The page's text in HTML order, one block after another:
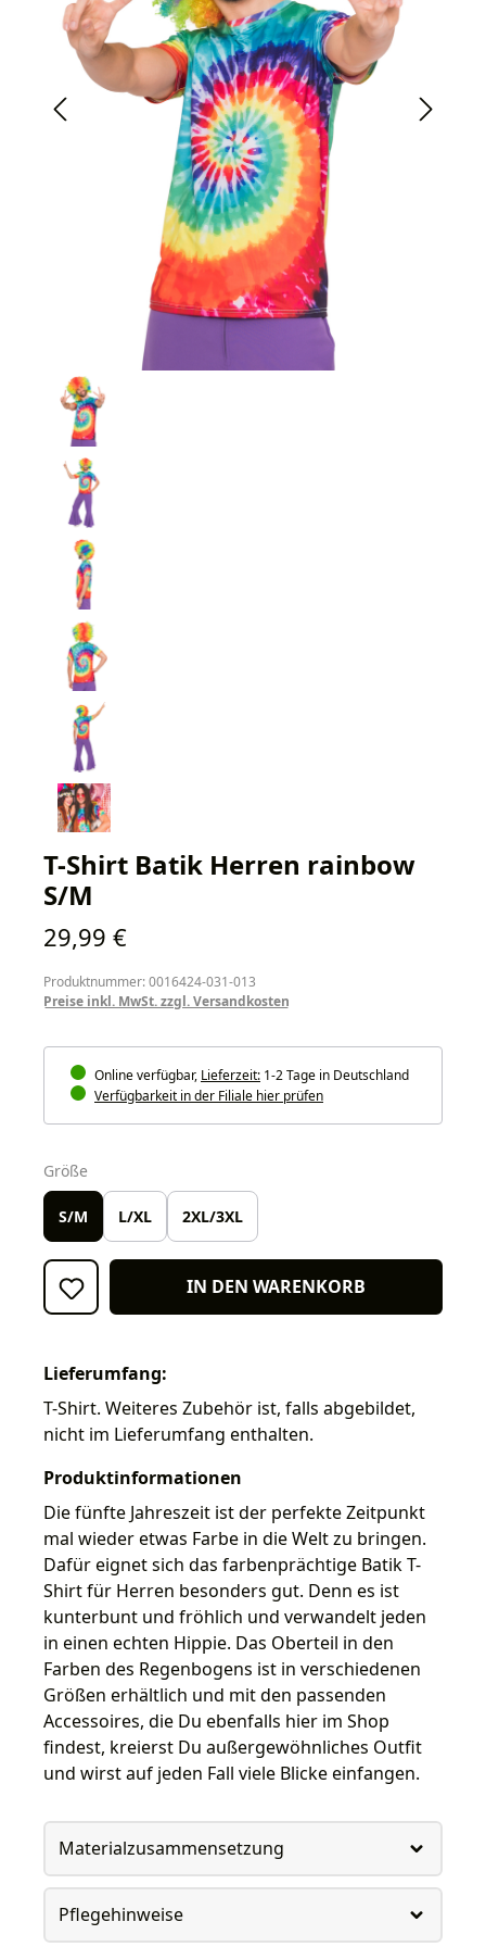
T-Shirt Batik Herren rainbow
S/M
Regulärer Preis:
29,99 €
Produktnummer: 0016424-031-013
Preise inkl. MwSt. zzgl. Versandkosten
Online verfügbar, Lieferzeit: 1-2 Tage in Deutschland
Verfügbarkeit in der Filiale hier prüfen
Größe
S/M L/XL 2XL/3XL
IN DEN WARENKORB
Lieferumfang:
T-Shirt. Weiteres Zubehör ist, falls abgebildet,
nicht im Lieferumfang enthalten.
Produktinformationen
Die fünfte Jahreszeit ist der perfekte Zeitpunkt
mal wieder etwas Farbe in die Welt zu bringen.
Dafür eignet sich das farbenprächtige Batik T-
Shirt für Herren besonders gut. Denn es ist
kunterbunt und fröhlich und verwandelt jeden
in einen echten Hippie. Das Oberteil in den
Farben des Regenbogens ist in verschiedenen
Größen erhältlich und mit den passenden
Accessoires, die Du ebenfalls hier im Shop
findest, kreierst Du außergewöhnliches Outfit
und wirst auf jeden Fall viele Blicke einfangen.
Materialzusammensetzung
Pflegehinweise